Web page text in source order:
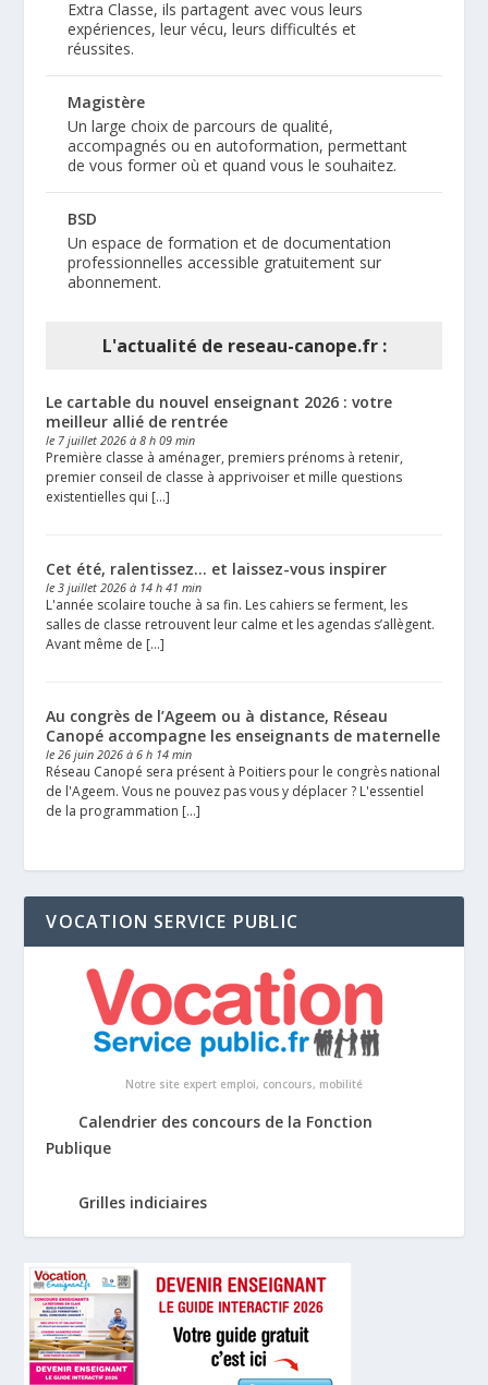
Extra Classe, ils partagent avec vous leurs
expériences, leur vécu, leurs difficultés et
réussites.
Magistère
Un large choix de parcours de qualité,
accompagnés ou en autoformation, permettant
de vous former où et quand vous le souhaitez.
BSD
Un espace de formation et de documentation
professionnelles accessible gratuitement sur
abonnement.
L'actualité de reseau-canope.fr :
Le cartable du nouvel enseignant 2026 : votre
meilleur allié de rentrée
le 7 juillet 2026 à 8 h 09 min
Première classe à aménager, premiers prénoms à retenir,
premier conseil de classe à apprivoiser et mille questions
existentielles qui […]
Cet été, ralentissez… et laissez-vous inspirer
le 3 juillet 2026 à 14 h 41 min
L'année scolaire touche à sa fin. Les cahiers se ferment, les
salles de classe retrouvent leur calme et les agendas s’allègent.
Avant même de […]
Au congrès de l’Ageem ou à distance, Réseau
Canopé accompagne les enseignants de maternelle
le 26 juin 2026 à 6 h 14 min
Réseau Canopé sera présent à Poitiers pour le congrès national
de l'Ageem. Vous ne pouvez pas vous y déplacer ? L'essentiel
de la programmation […]
VOCATION SERVICE PUBLIC
Notre site expert emploi, concours, mobilité
Calendrier des concours de la Fonction
Publique
Grilles indiciaires